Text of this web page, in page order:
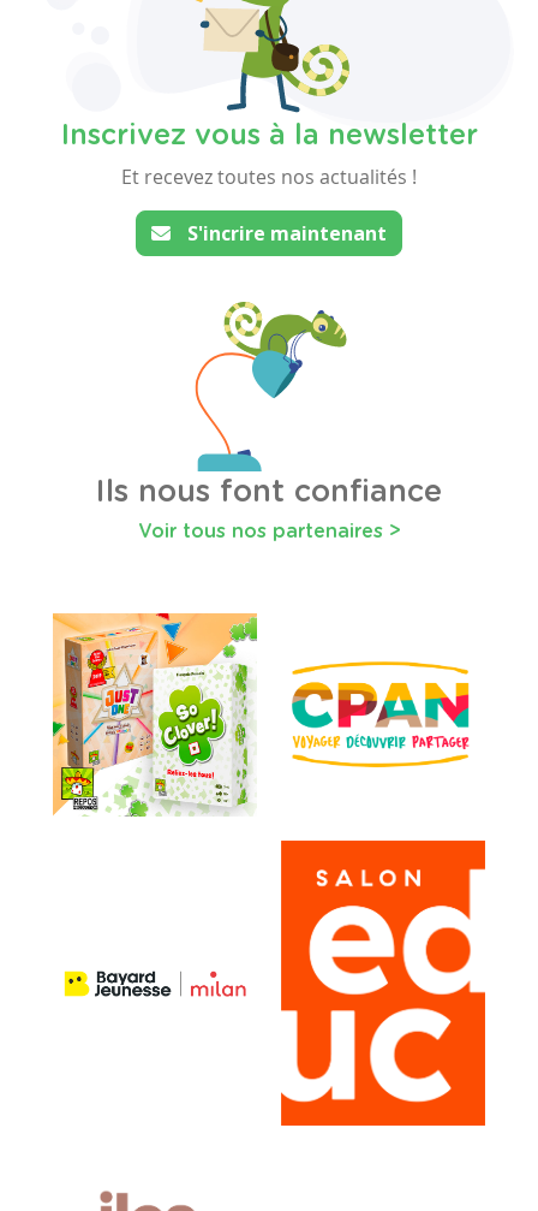
Inscrivez vous à la newsletter
Et recevez toutes nos actualités !
S'incrire maintenant
Ils nous font confiance
Voir tous nos partenaires >